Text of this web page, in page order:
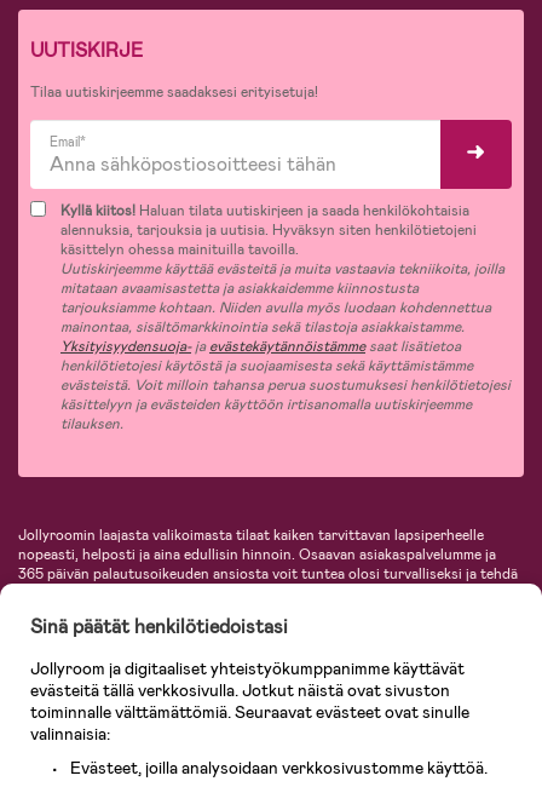
UUTISKIRJE
Tilaa uutiskirjeemme saadaksesi erityisetuja!
Email*
Kyllä kiitos! Haluan tilata uutiskirjeen ja saada henkilökohtaisia
alennuksia, tarjouksia ja uutisia. Hyväksyn siten henkilötietojeni
käsittelyn ohessa mainituilla tavoilla.
Uutiskirjeemme käyttää evästeitä ja muita vastaavia tekniikoita, joilla
mitataan avaamisastetta ja asiakkaidemme kiinnostusta
tarjouksiamme kohtaan. Niiden avulla myös luodaan kohdennettua
mainontaa, sisältömarkkinointia sekä tilastoja asiakkaistamme.
Yksityisyydensuoja-jaevästekäytännöistämmesaat lisätietoa
henkilötietojesi käytöstä ja suojaamisesta sekä käyttämistämme
evästeistä. Voit milloin tahansa perua suostumuksesi henkilötietojesi
käsittelyyn ja evästeiden käyttöön irtisanomalla uutiskirjeemme
tilauksen.
Jollyroomin laajasta valikoimasta tilaat kaiken tarvittavan lapsiperheelle
nopeasti, helposti ja aina edullisin hinnoin. Osaavan asiakaspalvelumme ja
365 päivän palautusoikeuden ansiosta voit tuntea olosi turvalliseksi ja tehdä
lastentarvikkeita sekä paljon muuta. Meiltä löydät lukuisia tunnettuja
KidKraft, Ergobaby, Philips Avent, Neonate, Cybex, LEGO ja monia muita!
Tervetuloa shoppailemaan Pohjoismaiden suurimpaan lastentarvikkeiden
verkkokauppaan!
Sinä päätät henkilötiedoistasi
Jollyroom ja digitaaliset yhteistyökumppanimme käyttävät
evästeitä tällä verkkosivulla. Jotkut näistä ovat sivuston
toiminnalle välttämättömiä. Seuraavat evästeet ovat sinulle
valinnaisia:
Evästeet, joilla analysoidaan verkkosivustomme käyttöä.